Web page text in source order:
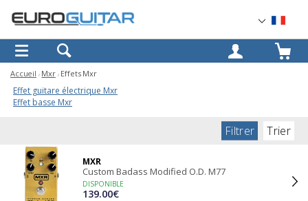
OK
Accueil Mxr Effets Mxr
Effet guitare électrique Mxr
Effet basse Mxr
Filtrer Trier
MXR
Custom Badass Modified O.D. M77
DISPONIBLE
139.00€